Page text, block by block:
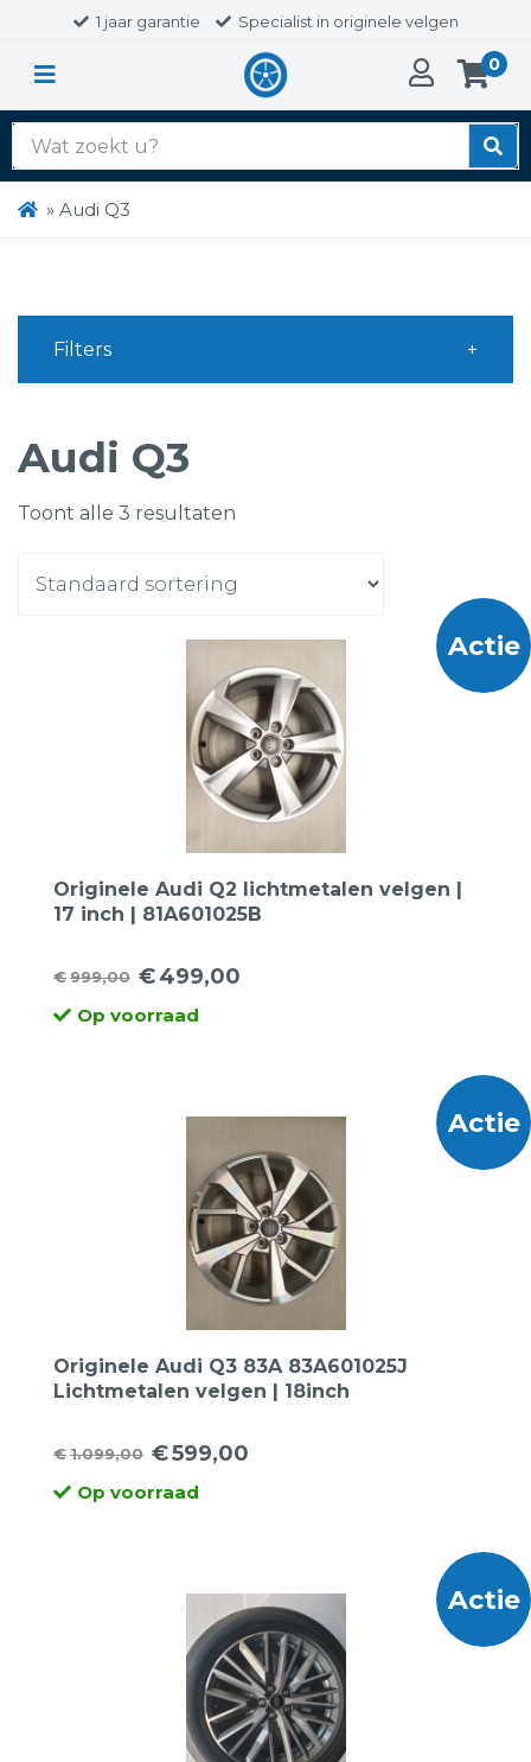
1 jaar garantie Specialist in originele velgen
0
Zoek
naar:
» Audi Q3
Audi Q3
Toont alle 3 resultaten
Actie
Originele Audi Q2 lichtmetalen velgen |
17 inch | 81A601025B
€999,00
Oorspronkelijke
prijs
€499,00
Huidige
prijsOp voorraad
Actie
Originele Audi Q3 83A 83A601025J
Lichtmetalen velgen | 18inch
€1.099,00
Oorspronkelijke
prijs
€599,00
Huidige
prijsOp voorraad
Actie
Filters